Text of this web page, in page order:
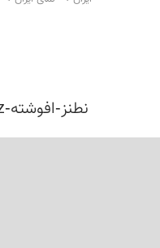
نطنز-افوشته-Natanz کیفیت تصویرFull HD